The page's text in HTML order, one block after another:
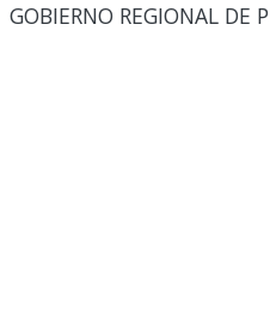
GOBIERNO REGIONAL DE